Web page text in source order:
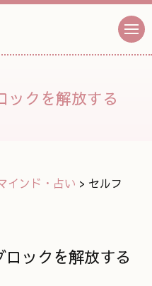
ックを解放する
インド・占い > セルフ
ックを解放する